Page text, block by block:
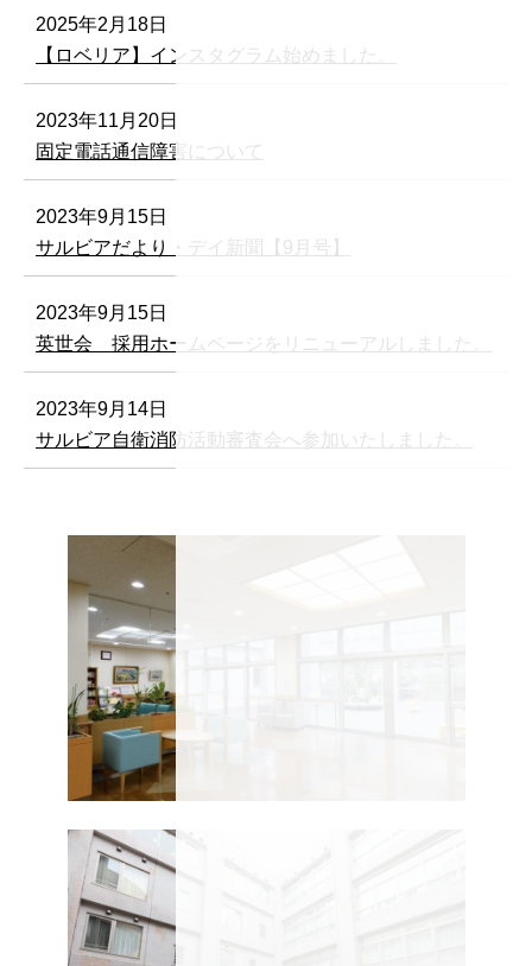
2025年2月18日
【ロベリア】インスタグラム始めました。
2023年11月20日
固定電話通信障害について
2023年9月15日
サルビアだより・デイ新聞【9月号】
2023年9月15日
英世会 採用ホームページをリニューアルしました。
2023年9月14日
サルビア自衛消防活動審査会へ参加いたしました。